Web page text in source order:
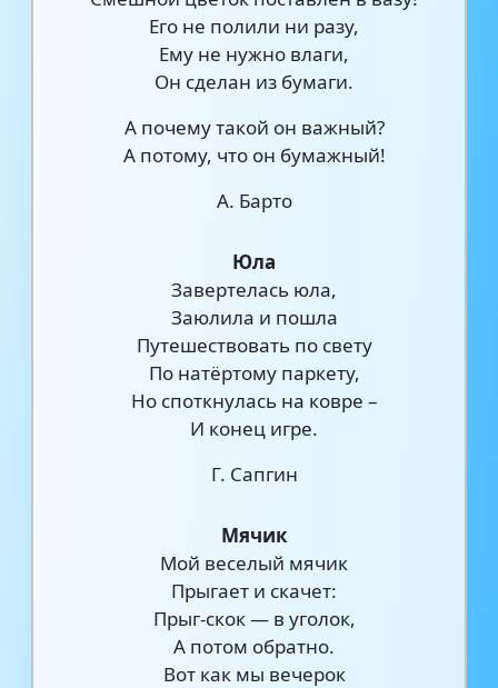
Его не полили ни разу,
Ему не нужно влаги,
Он сделан из бумаги.
А почему такой он важный?
А потому, что он бумажный!
А. Барто
Юла
Завертелась юла,
Заюлила и пошла
Путешествовать по свету
По натёртому паркету,
Но споткнулась на ковре –
И конец игре.
Г. Сапгин
Мячик
Мой веселый мячик
Прыгает и скачет:
Прыг-скок — в уголок,
А потом обратно.
Вот как мы вечерок